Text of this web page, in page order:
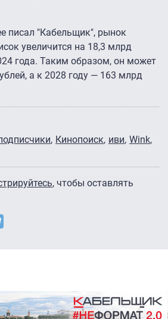
писал "Кабельщик", рынок
увеличится на 18,3 млрд
года. Таким образом, он может
а к 2028 году — 163 млрд
Кинопоиск иви Wink
, чтобы оставлять